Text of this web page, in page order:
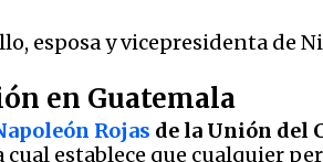
esposa y vicepresidenta de
en Guatemala
Rojas de la Unión del
cual establece que cualquier